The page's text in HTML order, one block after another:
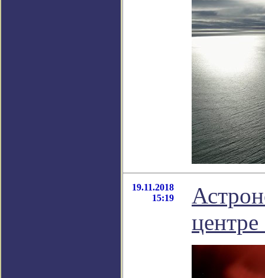
19.11.2018
15:19